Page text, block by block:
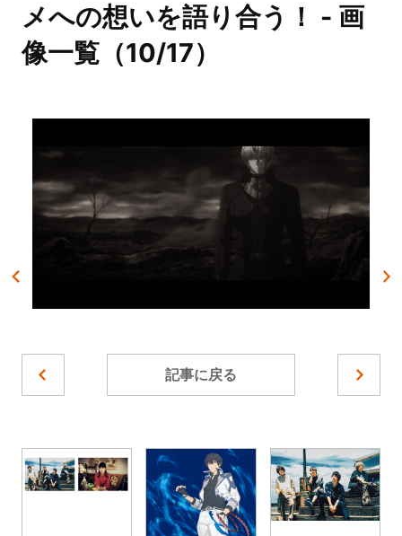
メへの想いを語り合う！ - 画
像一覧（10/17）
記事に戻る